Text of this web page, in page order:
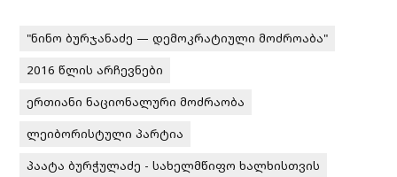
"ნინო ბურჯანაძე — დემოკრატიული მოძროაბა"
2016 წლის არჩევნები
ერთიანი ნაციონალური მოძრაობა
ლეიბორისტული პარტია
პაატა ბურჭულაძე - სახელმწიფო ხალხისთვის